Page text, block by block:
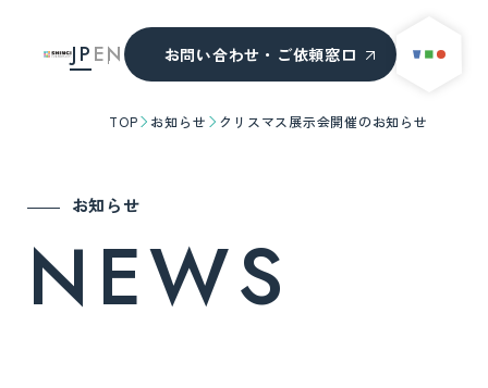
JPEN お問い合わせ・ご依頼窓口
TOP お知らせ クリスマス展示会開催のお知らせ
お知らせ
NEWS